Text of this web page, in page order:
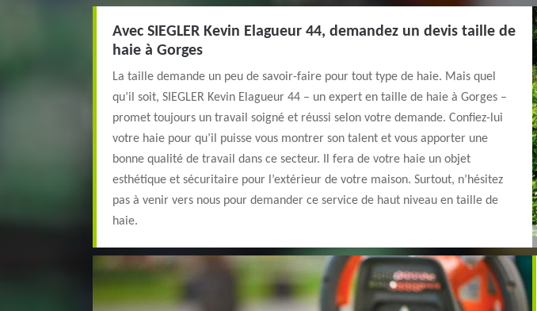
Avec SIEGLER Kevin Elagueur 44, demandez un devis taille de
haie à Gorges
La taille demande un peu de savoir-faire pour tout type de haie. Mais quel
qu’il soit, SIEGLER Kevin Elagueur 44 – un expert en taille de haie à Gorges –
promet toujours un travail soigné et réussi selon votre demande. Confiez-lui
votre haie pour qu’il puisse vous montrer son talent et vous apporter une
bonne qualité de travail dans ce secteur. Il fera de votre haie un objet
esthétique et sécuritaire pour l’extérieur de votre maison. Surtout, n’hésitez
pas à venir vers nous pour demander ce service de haut niveau en taille de
haie.